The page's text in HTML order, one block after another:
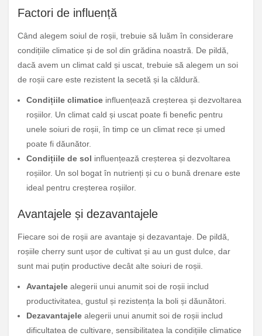
Factori de influență
Când alegem soiul de roșii, trebuie să luăm în considerare
condițiile climatice și de sol din grădina noastră. De pildă,
dacă avem un climat cald și uscat, trebuie să alegem un soi
de roșii care este rezistent la secetă și la căldură.
Condițiile climatice influențează creșterea și dezvoltarea
roșiilor. Un climat cald și uscat poate fi benefic pentru
unele soiuri de roșii, în timp ce un climat rece și umed
poate fi dăunător.
Condițiile de sol influențează creșterea și dezvoltarea
roșiilor. Un sol bogat în nutrienți și cu o bună drenare este
ideal pentru creșterea roșiilor.
Avantajele și dezavantajele
Fiecare soi de roșii are avantaje și dezavantaje. De pildă,
roșiile cherry sunt ușor de cultivat și au un gust dulce, dar
sunt mai puțin productive decât alte soiuri de roșii.
Avantajele alegerii unui anumit soi de roșii includ
productivitatea, gustul și rezistența la boli și dăunători.
Dezavantajele alegerii unui anumit soi de roșii includ
dificultatea de cultivare, sensibilitatea la condițiile climatice